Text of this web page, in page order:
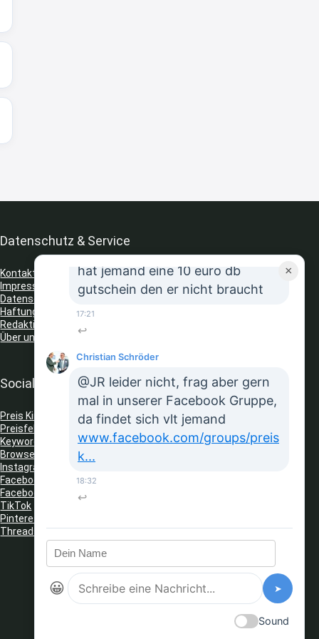
Datenschutz & Service
Kontakt
Impressum
Datenschutz
Haftungsausschluss
Redaktionelle Richtlinien
Über uns
Social Media
Preis King auf Telegram
Preisfehler Whats App Kanal
Keyword Tracker (Telegram)
Browser Erweiterungen: Gutschein Finder
Instagram
Facebook
Facebook Gruppe
TikTok
Pinterest
Threads
×
8:43
JR
hat jemand eine 10 euro db
gutschein den er nicht braucht
17:21
↩
Christian Schröder
@JR leider nicht, frag aber gern
mal in unserer Facebook Gruppe,
da findet sich vlt jemand
www.facebook.com/groups/preis
k...
18:32
↩
😀 ➤
Sound